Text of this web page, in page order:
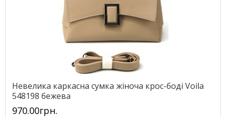
Невелика каркасна сумка жіноча крос-боді Voila
548198 бежева
970.00грн.